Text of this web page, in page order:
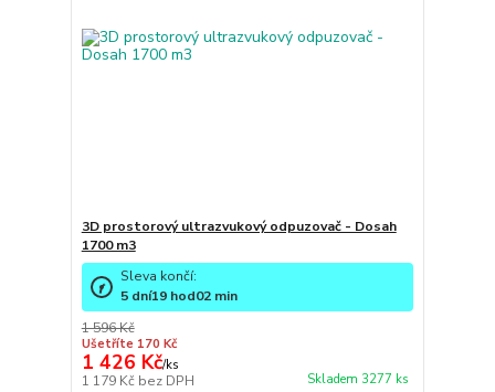
3D prostorový ultrazvukový odpuzovač - Dosah
1700 m3
1 596 Kč
Ušetříte 170 Kč
1 426 Kč/ks
1 179 Kč bez DPH Skladem 3277 ks
Sleva končí:
5 dní19 hod02 min